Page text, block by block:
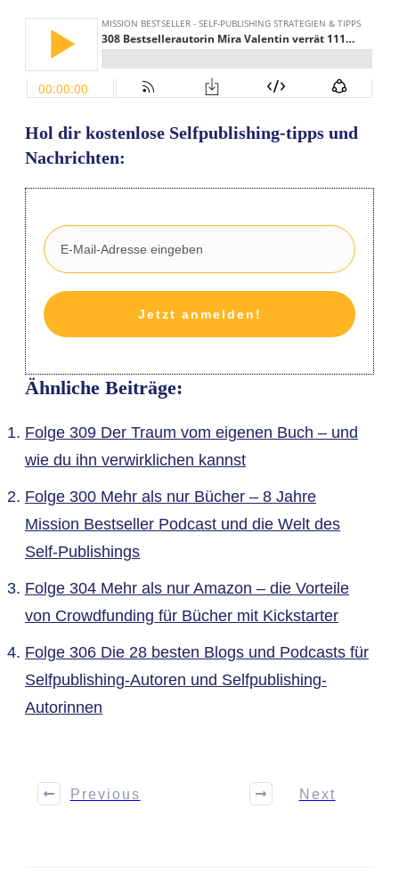
Hol dir kostenlose Selfpublishing-tipps und
Nachrichten:
Jetzt anmelden!
Ähnliche Beiträge:
Folge 309 Der Traum vom eigenen Buch – und
wie du ihn verwirklichen kannst
Folge 300 Mehr als nur Bücher – 8 Jahre
Mission Bestseller Podcast und die Welt des
Self-Publishings
Folge 304 Mehr als nur Amazon – die Vorteile
von Crowdfunding für Bücher mit Kickstarter
Folge 306 Die 28 besten Blogs und Podcasts für
Selfpublishing-Autoren und Selfpublishing-
Autorinnen
Previous Next